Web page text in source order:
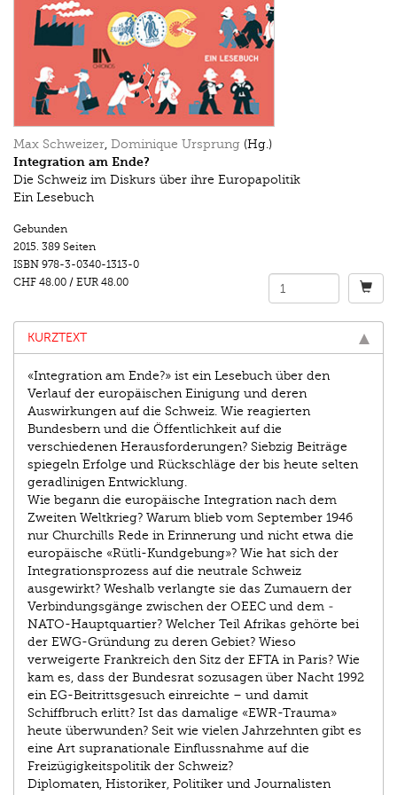
Max Schweizer, Dominique Ursprung (Hg.)
Integration am Ende?
Die Schweiz im Diskurs über ihre Europapolitik
Ein Lesebuch
Gebunden
2015. 389 Seiten
ISBN 978-3-0340-1313-0
CHF 48.00 / EUR 48.00
KURZTEXT
«Integration am Ende?» ist ein Lesebuch über den
Verlauf der europäischen Einigung und deren
Auswirkungen auf die Schweiz. Wie reagierten
Bundesbern und die Öffentlichkeit auf die
verschiedenen Herausforderungen? Siebzig Beiträge
spiegeln ­Erfolge und Rückschläge der bis heute selten
geradlinigen Entwicklung.
Wie begann die europäische Integration nach dem
Zweiten Weltkrieg? Warum blieb vom September 1946
nur Churchills Rede in Erinnerung und nicht etwa die
europäische «Rütli-Kundgebung»? Wie hat sich der
Integrationsprozess auf die neutrale Schweiz
ausgewirkt? Weshalb verlangte sie das Zumauern der
Verbindungsgänge zwischen der OEEC und dem ­
NATO-Hauptquartier? Welcher Teil Afrikas gehörte bei
der EWG-Gründung zu deren Gebiet? Wieso
verweigerte Frankreich den Sitz der EFTA in Paris? Wie
kam es, dass der Bundesrat sozusagen über Nacht 1992
ein EG-Beitrittsgesuch einreichte – und damit
Schiffbruch erlitt? Ist das damalige «EWR-Trauma»
heute überwunden? Seit wie vielen Jahrzehnten gibt es
eine Art supranationale Einflussnahme auf die
Freizügigkeitspolitik der Schweiz?
Diplomaten, Historiker, Politiker und Journalisten